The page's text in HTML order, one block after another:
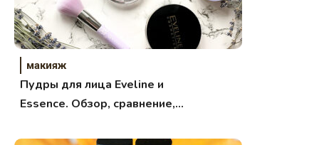
макияж
Пудры для лица Eveline и
Essence. Обзор, сравнение,